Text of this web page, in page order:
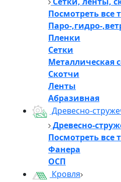
Посмотреть все
Паро-,гидро-
Пленки
Сетки
Металлическая
Скотчи
Ленты
Абразивная
Древесно-
Древесно-
Посмотреть все
Фанера
ОСП
Кровля